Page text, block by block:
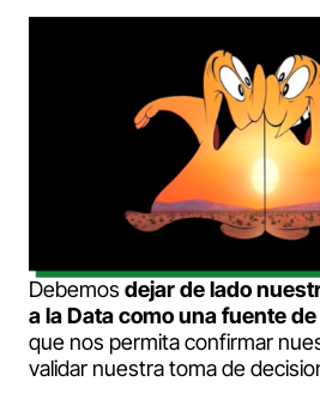
Debemos dejar de lado
a la Data como una fuente
que nos permita confirmar
validar nuestra toma de